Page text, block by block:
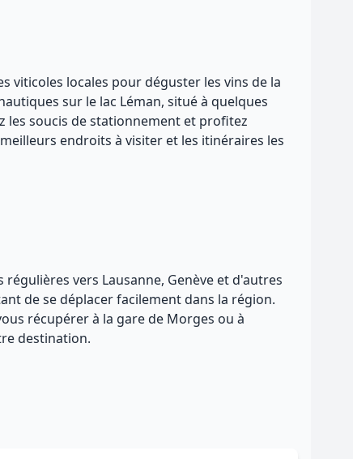
viticoles locales pour déguster les vins de la
sur le lac Léman, situé à quelques
les soucis de stationnement et profitez
endroits à visiter et les itinéraires les
vers Lausanne, Genève et d'autres
de se déplacer facilement dans la région.
récupérer à la gare de Morges ou à
destination.